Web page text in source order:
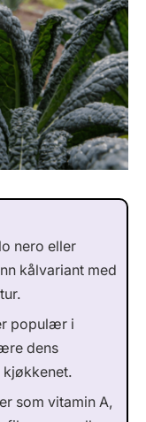
nero eller
kålvariant med
populær i
dens
kjøkkenet.
som vitamin A,